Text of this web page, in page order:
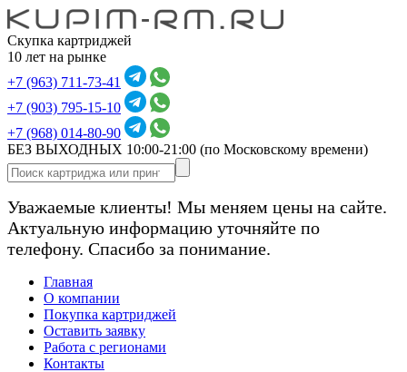
Скупка картриджей
10 лет на рынке
+7 (963) 711-73-41
+7 (903) 795-15-10
+7 (968) 014-80-90
БЕЗ ВЫХОДНЫХ 10:00-21:00 (по Московскому времени)
Уважаемые клиенты! Мы меняем цены на сайте.
Актуальную информацию уточняйте по
телефону. Спасибо за понимание.
Главная
О компании
Покупка картриджей
Оставить заявку
Работа с регионами
Контакты